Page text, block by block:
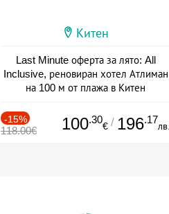
Китен
Last Minute оферта за лято: All
Inclusive, реновиран хотел Атлиман
на 100 м от плажа в Китен
-15%
118.00€ 100.30
€ / 196.17
лв.